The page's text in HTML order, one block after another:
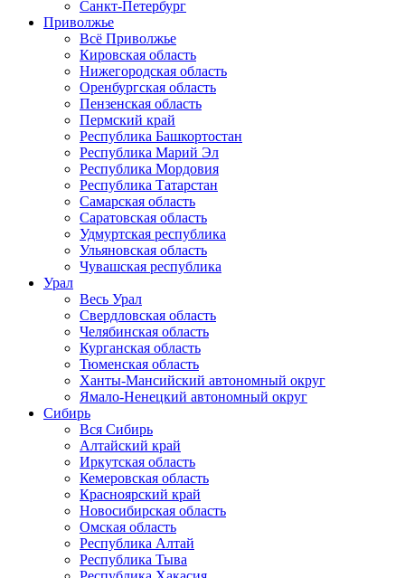
Санкт-Петербург
Приволжье
Всё Приволжье
Кировская область
Нижегородская область
Оренбургская область
Пензенская область
Пермский край
Республика Башкортостан
Республика Марий Эл
Республика Мордовия
Республика Татарстан
Самарская область
Саратовская область
Удмуртская республика
Ульяновская область
Чувашская республика
Урал
Весь Урал
Свердловская область
Челябинская область
Курганская область
Тюменская область
Ханты-Мансийский автономный округ
Ямало-Ненецкий автономный округ
Сибирь
Вся Сибирь
Алтайский край
Иркутская область
Кемеровская область
Красноярский край
Новосибирская область
Омская область
Республика Алтай
Республика Тыва